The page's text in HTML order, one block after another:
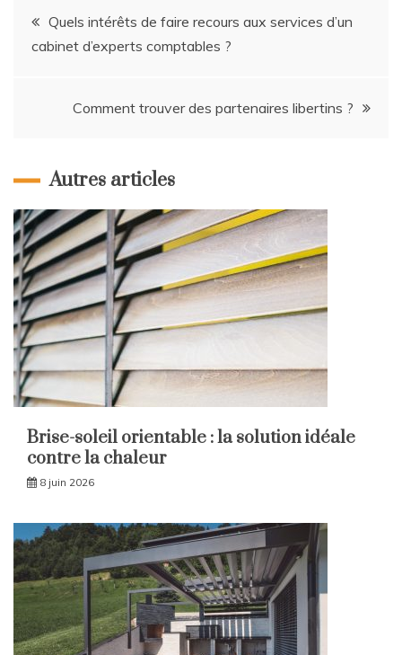
Navigation
de
l’article
Quels intérêts de faire recours aux services d’un
cabinet d’experts comptables ?
Comment trouver des partenaires libertins ?
Autres articles
Brise-soleil orientable : la solution idéale
contre la chaleur
8 juin 2026